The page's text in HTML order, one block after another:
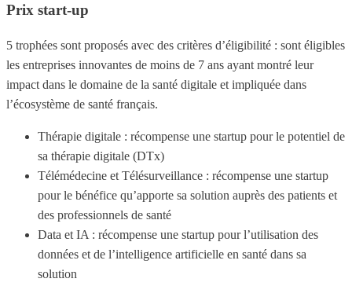
Prix start-up
5 trophées sont proposés avec des critères d’éligibilité : sont éligibles
les entreprises innovantes de moins de 7 ans ayant montré leur
impact dans le domaine de la santé digitale et impliquée dans
l’écosystème de santé français.
Thérapie digitale : récompense une startup pour le potentiel de
sa thérapie digitale (DTx)
Télémédecine et Télésurveillance : récompense une startup
pour le bénéfice qu’apporte sa solution auprès des patients et
des professionnels de santé
Data et IA : récompense une startup pour l’utilisation des
données et de l’intelligence artificielle en santé dans sa
solution